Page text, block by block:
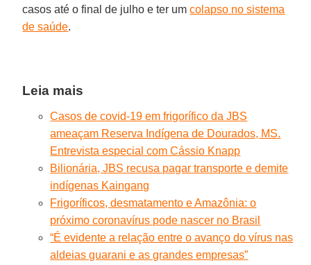
casos até o final de julho e ter umcolapso no sistema
de saúde.
Leia mais
Casos de covid-19 em frigorífico da JBS
ameaçam Reserva Indígena de Dourados, MS.
Entrevista especial com Cássio Knapp
Bilionária, JBS recusa pagar transporte e demite
indígenas Kaingang
Frigoríficos, desmatamento e Amazônia: o
próximo coronavírus pode nascer no Brasil
“É evidente a relação entre o avanço do vírus nas
aldeias guarani e as grandes empresas”